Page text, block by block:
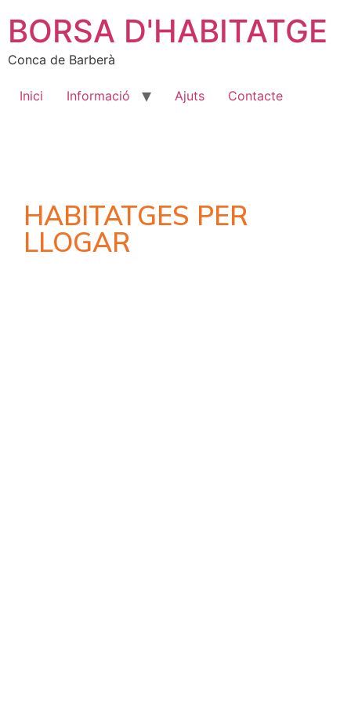
BORSA D'HABITATGE
Conca de Barberà
Inici Informació Ajuts Contacte
HABITATGES PER
LLOGAR